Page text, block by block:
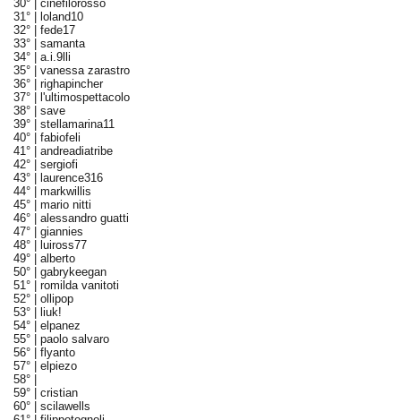
30° | cinefilorosso
31° |
loland10
32° | fede17
33° | samanta
34° | a.i.9lli
35° | vanessa zarastro
36° | righapincher
37° |
l'ultimospettacolo
38° | save
39° | stellamarina11
40° | fabiofeli
41° | andreadiatribe
42° | sergiofi
43° |
laurence316
44° | markwillis
45° | mario nitti
46° | alessandro guatti
47° | giannies
48° |
luiross77
49° | alberto
50° | gabrykeegan
51° | romilda vanitoti
52° | ollipop
53° |
liuk!
54° | elpanez
55° | paolo salvaro
56° | flyanto
57° | elpiezo
58° |
59° | cristian
60° | scilawells